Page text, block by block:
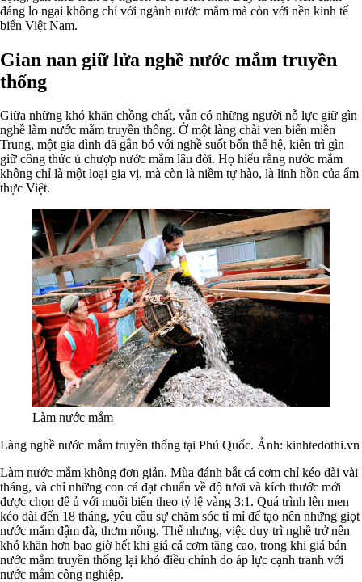
đáng lo ngại không chỉ với ngành nước mắm mà còn với nền kinh tế
biển Việt Nam.
Gian nan giữ lửa nghề nước mắm truyền
thống
Giữa những khó khăn chồng chất, vẫn có những người nỗ lực giữ gìn
nghề làm nước mắm truyền thống. Ở một làng chài ven biển miền
Trung, một gia đình đã gắn bó với nghề suốt bốn thế hệ, kiên trì gìn
giữ công thức ủ chượp nước mắm lâu đời. Họ hiểu rằng nước mắm
không chỉ là một loại gia vị, mà còn là niềm tự hào, là linh hồn của ẩm
thực Việt.
Làm nước mắm
Làng nghề nước mắm truyền thống tại Phú Quốc. Ảnh: kinhtedothi.vn
Làm nước mắm không đơn giản. Mùa đánh bắt cá cơm chỉ kéo dài vài
tháng, và chỉ những con cá đạt chuẩn về độ tươi và kích thước mới
được chọn để ủ với muối biển theo tỷ lệ vàng 3:1. Quá trình lên men
kéo dài đến 18 tháng, yêu cầu sự chăm sóc tỉ mỉ để tạo nên những giọt
nước mắm đậm đà, thơm nồng. Thế nhưng, việc duy trì nghề trở nên
khó khăn hơn bao giờ hết khi giá cá cơm tăng cao, trong khi giá bán
nước mắm truyền thống lại khó điều chỉnh do áp lực cạnh tranh với
nước mắm công nghiệp.